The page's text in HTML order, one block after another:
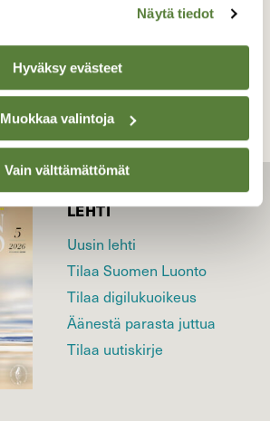
Näytä tiedot
Hyväksy evästeet
Muokkaa valintoja
Vain välttämättömät
LEHTI
Uusin lehti
Tilaa Suomen Luonto
Tilaa digilukuoikeus
Äänestä parasta juttua
Tilaa uutiskirje